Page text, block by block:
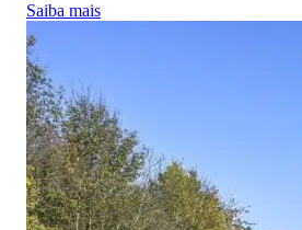
Saiba mais